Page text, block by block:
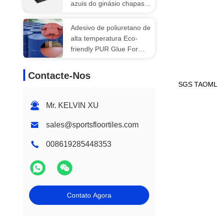
azuis do ginásio chapas
500X500X20mm
Adesivo de poliuretano de
alta temperatura Eco-
friendly PUR Glue For
Contacte-Nos
Mr. KELVIN XU
sales@sportsfloortiles.com
008619285448353
Contato Agora
SGS TAOML